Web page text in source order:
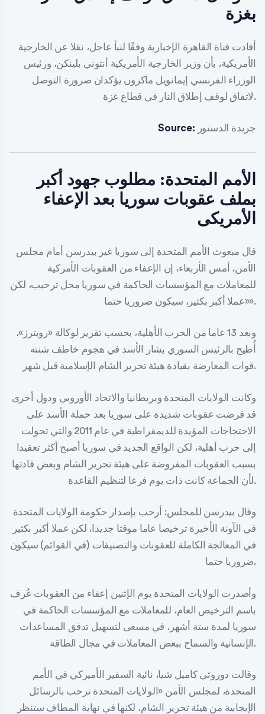
بغزة
أفادت قناة القاهرة الإخبارية وفقًا لنبأ عاجل، نقلا عن الخارجية
الأمريكية، بأن وزير الخارجية الأمريكية أنتوني بلينكن، ورئيس
الوزراء الفرنسي إيمانويل ماكرون يؤكدان ضرورة التوصل
لاتفاق لوقف إطلاق النار في قطاع غزة.
Source: جريدة الدستور
الأمم المتحدة: مطلوب جهود أكبر
بملف عقوبات سوريا بعد الإعفاء
الأمريكى
قال مبعوث الأمم المتحدة إلى سوريا غير بيدرسن أمام مجلس
الأمن، أمس الأربعاء، إن الإعفاء من العقوبات الأمركية
للمعاملات مع المؤسسات الحاكمة في سوريا محل ترحيب، لكن
«عملا أكبر بكثير، سيكون ضروريا حتما».
وبعد 13 عاما من الحرب الأهلية، بحسب تقرير لوكالة «رويترز»،
أُطيح بالرئيس السوري بشار الأسد في هجوم خاطف شنته
قوات المعارضة بقيادة هيئة تحرير الشام الإسلامية قبل شهر.
وكانت الولايات المتحدة وبريطانيا والاتحاد الأوروبي ودول أخرى
قد فرضت عقوبات شديدة على سوريا بعد حملة الأسد على
الاحتجاجات المؤيدة للديمقراطية في عام 2011 والتي تحولت
إلى حرب أهلية، لكن الواقع الجديد في سوريا أصبح أكثر تعقيدا
بسبب العقوبات المفروضة على هيئة تحرير الشام وبعض قادتها
لأن الجماعة كانت ذات يوم فرعا لتنظيم القاعدة.
وقال بيدرسن للمجلس: أرحب بإصدار حكومة الولايات المتحدة
في الآونة الأخيرة ترخيصا عاما موقتا جديدا، لكن عملا أكبر بكثير
في المعالجة الكاملة للعقوبات والتصنيفات (في القوائم) سيكون
ضروريا حتما.
وأصدرت الولايات المتحدة يوم الإثنين إعفاء من العقوبات عُرف
باسم الترخيص العام، للمعاملات مع المؤسسات الحاكمة في
سوريا لمدة ستة أشهر، في مسعى لتسهيل تدفق المساعدات
الإنسانية والسماح ببعض المعاملات في مجال الطاقة.
وقالت دوروثي كاميل شيا، نائبة السفير الأميركي في الأمم
المتحدة، لمجلس الأمن «الولايات المتحدة ترحب بالرسائل
الإيجابية من هيئة تحرير الشام، لكنها في نهاية المطاف ستنظر